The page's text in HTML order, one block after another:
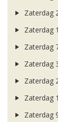
Zaterdag
Zaterdag
Zaterdag
Zaterdag
Zaterdag
Zaterdag
Zaterdag